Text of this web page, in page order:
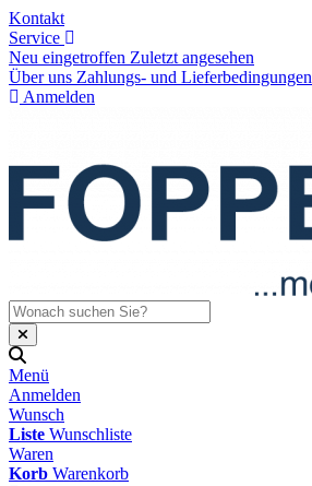
Kontakt
Service
Neu eingetroffen Zuletzt angesehen
Über uns Zahlungs- und Lieferbedingungen
Anmelden
Menü
Anmelden
Wunsch
Liste Wunschliste
Waren
Korb Warenkorb